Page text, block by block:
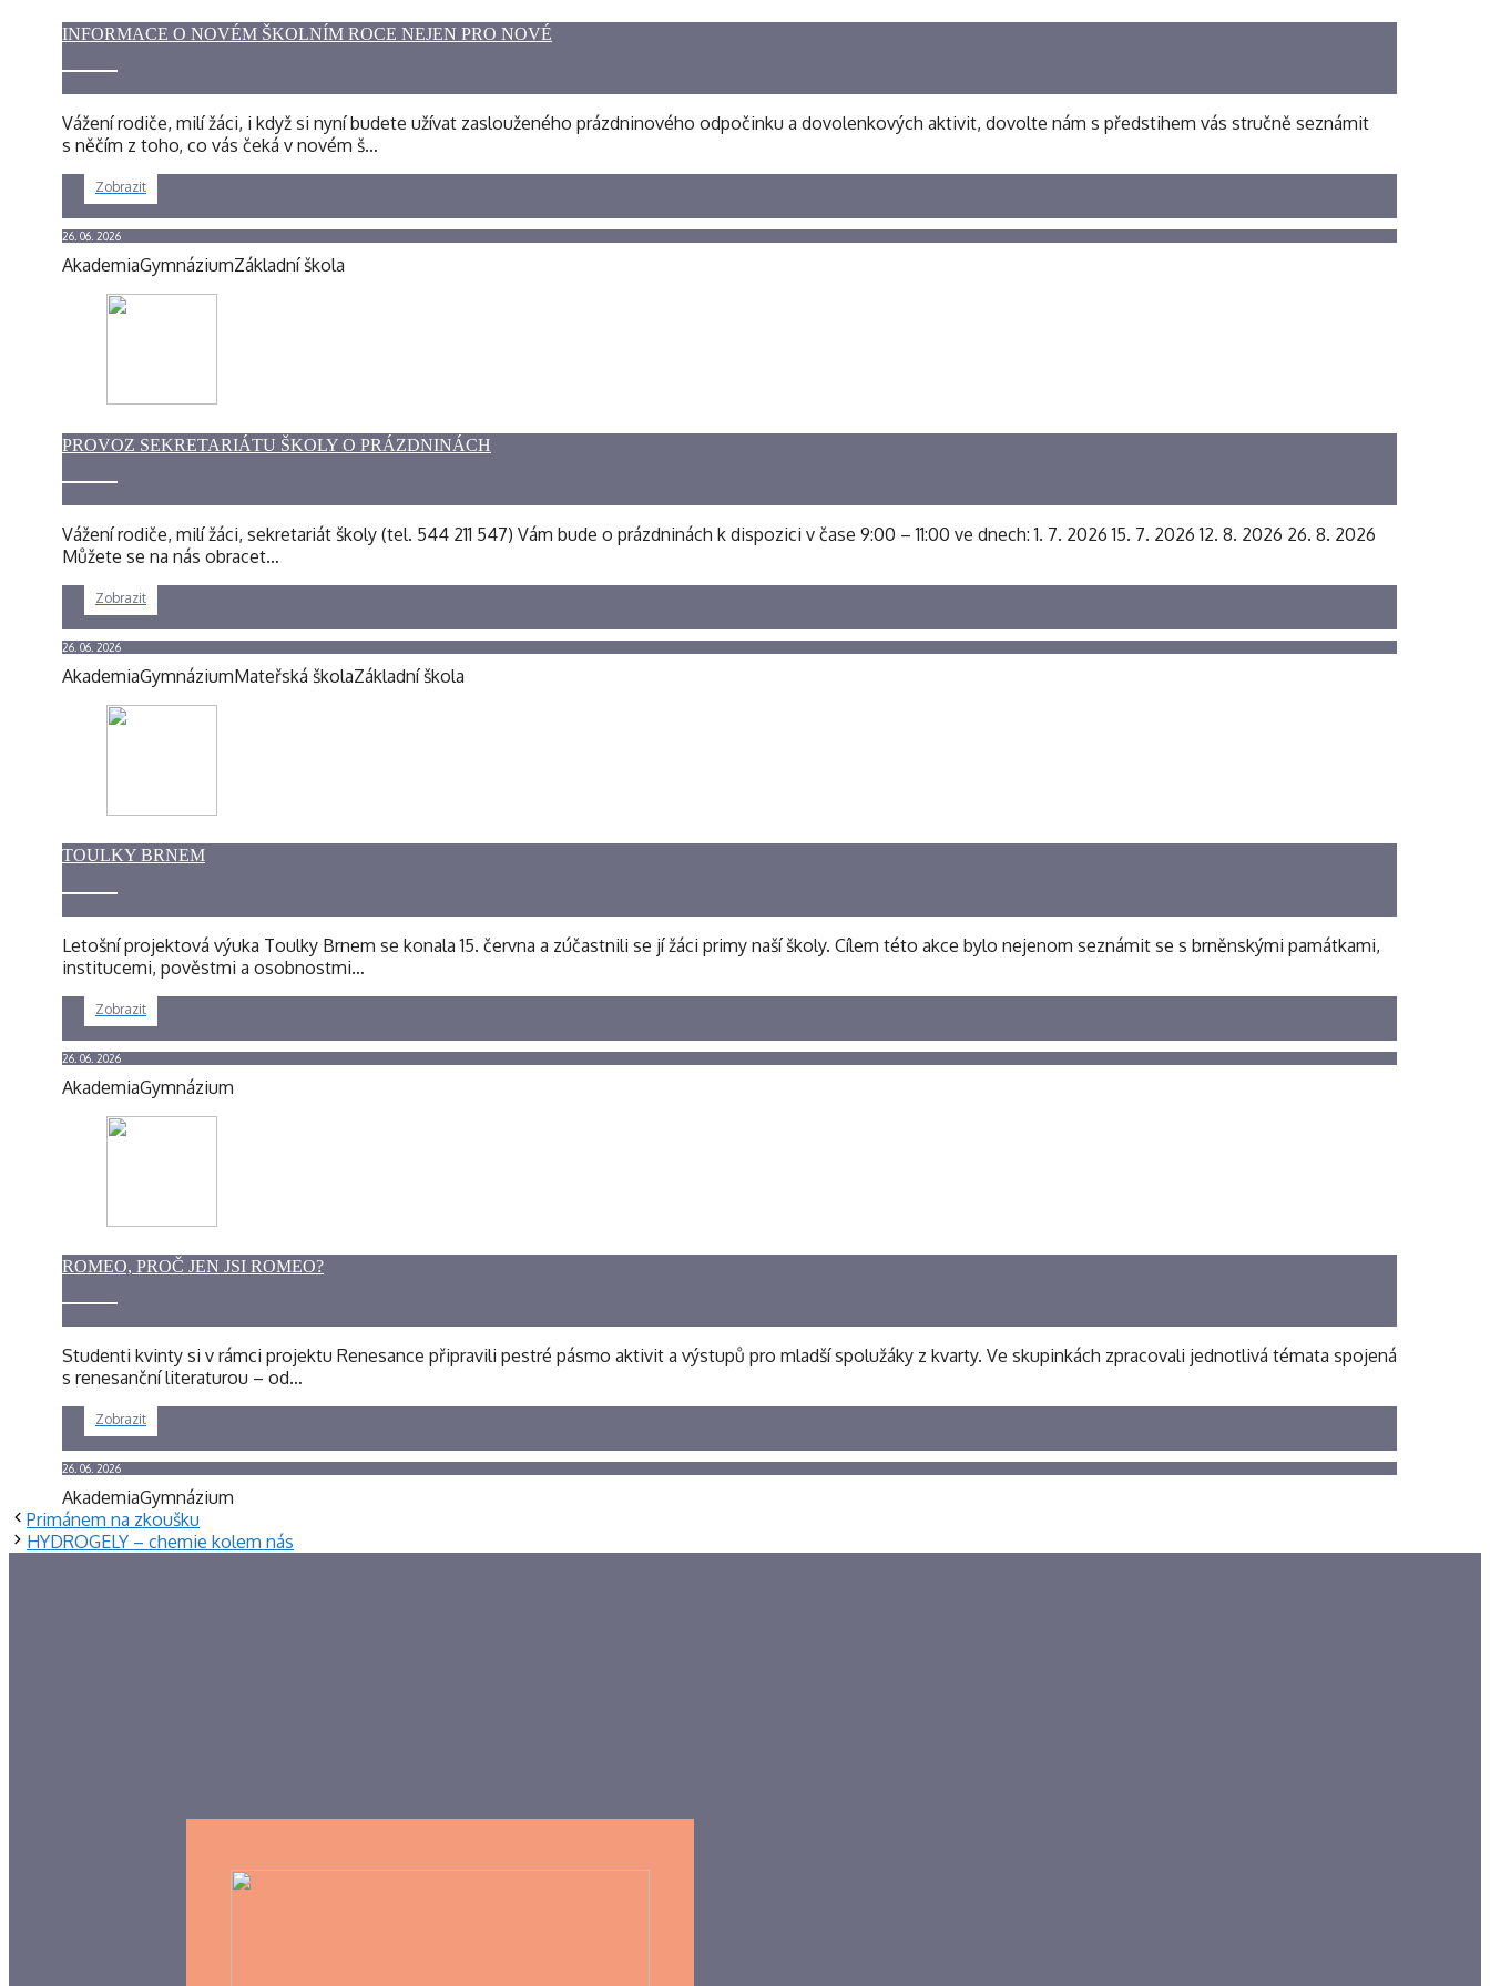
INFORMACE O NOVÉM ŠKOLNÍM ROCE NEJEN PRO NOVÉ
Vážení rodiče, milí žáci, i když si nyní budete užívat zaslouženého prázdninového odpočinku a dovolenkových aktivit, dovolte nám s předstihem vás stručně seznámit
s něčím z toho, co vás čeká v novém š…
Zobrazit
26. 06. 2026
AkademiaGymnáziumZákladní škola
PROVOZ SEKRETARIÁTU ŠKOLY O PRÁZDNINÁCH
Vážení rodiče, milí žáci, sekretariát školy (tel. 544 211 547) Vám bude o prázdninách k dispozici v čase 9:00 – 11:00 ve dnech: 1. 7. 2026 15. 7. 2026 12. 8. 2026 26. 8. 2026
Můžete se na nás obracet…
Zobrazit
26. 06. 2026
AkademiaGymnáziumMateřská školaZákladní škola
TOULKY BRNEM
Letošní projektová výuka Toulky Brnem se konala 15. června a zúčastnili se jí žáci primy naší školy. Cílem této akce bylo nejenom seznámit se s brněnskými památkami,
institucemi, pověstmi a osobnostmi…
Zobrazit
26. 06. 2026
AkademiaGymnázium
ROMEO, PROČ JEN JSI ROMEO?
Studenti kvinty si v rámci projektu Renesance připravili pestré pásmo aktivit a výstupů pro mladší spolužáky z kvarty. Ve skupinkách zpracovali jednotlivá témata spojená
s renesanční literaturou – od…
Zobrazit
26. 06. 2026
AkademiaGymnázium
Primánem na zkoušku
HYDROGELY – chemie kolem nás